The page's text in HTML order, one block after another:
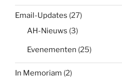
Email-Updates (27)
AH-Nieuws (3)
Evenementen (25)
In Memoriam (2)